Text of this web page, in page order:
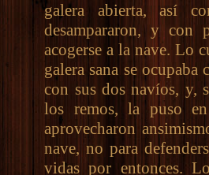
galera abierta, así
desampararon, y con
acogerse a la nave. Lo
galera sana se
con sus dos navíos, y,
los remos, la puso
aprovecharon
nave, no para
vidas por entonces.